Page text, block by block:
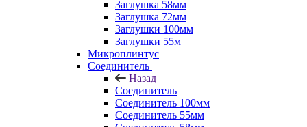
Заглушка 58мм
Заглушка 72мм
Заглушки 100мм
Заглушки 55м
Микроплинтус
Соединитель
Назад
Соединитель
Соединитель 100мм
Соединитель 55мм